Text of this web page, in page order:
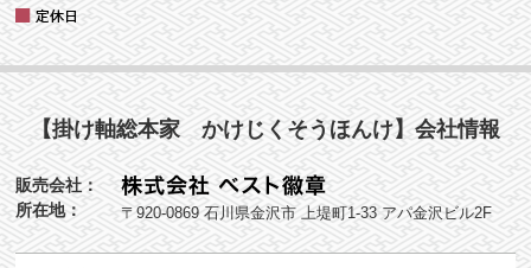
【掛け軸総本家 かけじくそうほんけ】会社情報
販売会社：
所在地：
〒920-0869 石川県金沢市 上堤町1-33 アパ金沢ビル2F